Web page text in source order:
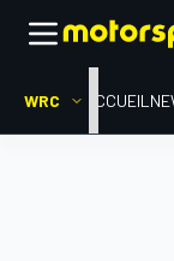
WRC ACCUEIL